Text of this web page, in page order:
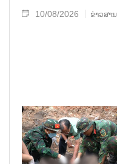
10/08/2026 ຂ່າວສານ